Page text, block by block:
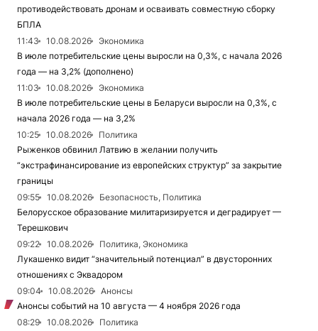
противодействовать дронам и осваивать совместную сборку
БПЛА
11:43
10.08.2026
Экономика
В июле потребительские цены выросли на 0,3%, с начала 2026
года — на 3,2% (дополнено)
11:03
10.08.2026
Экономика
В июле потребительские цены в Беларуси выросли на 0,3%, с
начала 2026 года — на 3,2%
10:25
10.08.2026
Политика
Рыженков обвинил Латвию в желании получить
“экстрафинансирование из европейских структур” за закрытие
границы
09:55
10.08.2026
Безопасность, Политика
Белорусское образование милитаризируется и деградирует —
Терешкович
09:22
10.08.2026
Политика, Экономика
Лукашенко видит “значительный потенциал” в двусторонних
отношениях с Эквадором
09:04
10.08.2026
Анонсы
Анонсы событий на 10 августа — 4 ноября 2026 года
08:29
10.08.2026
Политика